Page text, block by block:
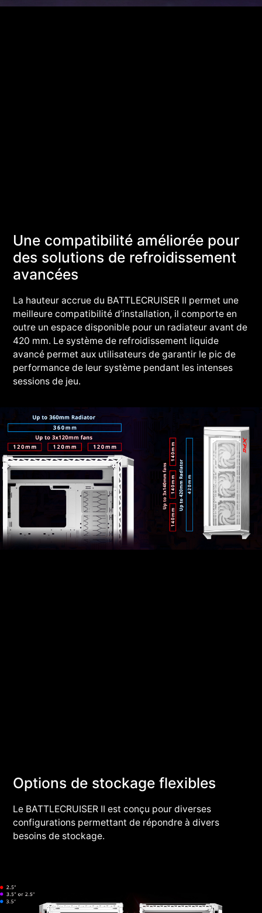
Une compatibilité améliorée pour
des solutions de refroidissement
avancées
La hauteur accrue du BATTLECRUISER II permet une
meilleure compatibilité d’installation, il comporte en
outre un espace disponible pour un radiateur avant de
420 mm. Le système de refroidissement liquide
avancé permet aux utilisateurs de garantir le pic de
performance de leur système pendant les intenses
sessions de jeu.
Options de stockage flexibles
Le BATTLECRUISER II est conçu pour diverses
configurations permettant de répondre à divers
besoins de stockage.